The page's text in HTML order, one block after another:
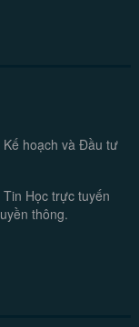
Kế hoạch và Đầu tư
Tin Học trực tuyến
thông.